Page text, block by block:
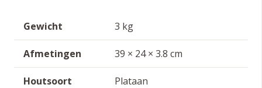
Gewicht 3 kg
Afmetingen 39 × 24 × 3.8 cm
Houtsoort Plataan